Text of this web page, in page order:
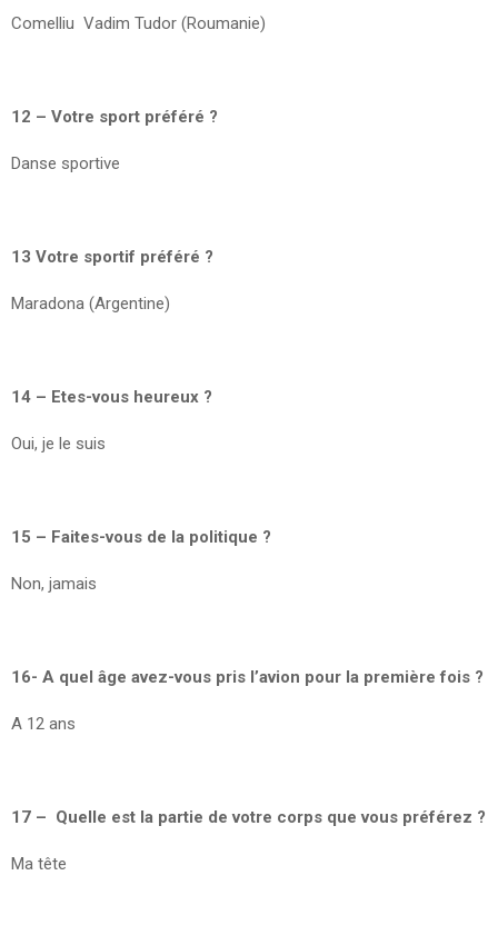
Comelliu Vadim Tudor (Roumanie)
12 – Votre sport préféré ?
Danse sportive
13 Votre sportif préféré ?
Maradona (Argentine)
14 – Etes-vous heureux ?
Oui, je le suis
15 – Faites-vous de la politique ?
Non, jamais
16- A quel âge avez-vous pris l’avion pour la première fois ?
A 12 ans
17 – Quelle est la partie de votre corps que vous préférez ?
Ma tête